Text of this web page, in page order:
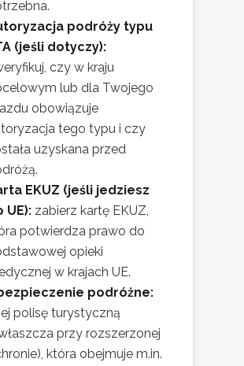
podróży typu
(jeśli dotyczy):
czy w kraju
lub dla Twojego
obowiązuje
tego typu i czy
uzyskana przed
EKUZ (jeśli jedziesz
UE): zabierz kartę EKUZ,
potwierdza prawo do
opieki
w krajach UE.
podróżne:
polisę turystyczną
przy rozszerzonej
która obejmuje m.in.